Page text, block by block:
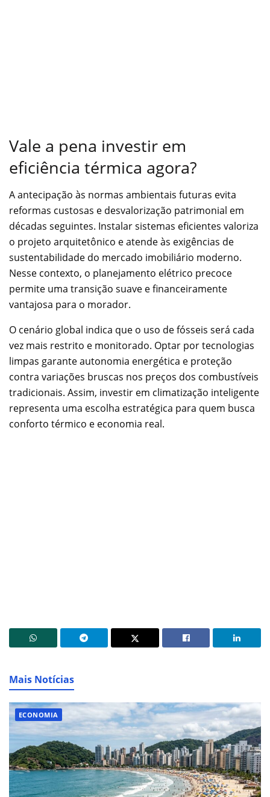
Vale a pena investir em
eficiência térmica agora?
A antecipação às normas ambientais futuras evita
reformas custosas e desvalorização patrimonial em
décadas seguintes. Instalar sistemas eficientes valoriza
o projeto arquitetônico e atende às exigências de
sustentabilidade do mercado imobiliário moderno.
Nesse contexto, o planejamento elétrico precoce
permite uma transição suave e financeiramente
vantajosa para o morador.
O cenário global indica que o uso de fósseis será cada
vez mais restrito e monitorado. Optar por tecnologias
limpas garante autonomia energética e proteção
contra variações bruscas nos preços dos combustíveis
tradicionais. Assim, investir em climatização inteligente
representa uma escolha estratégica para quem busca
conforto térmico e economia real.
Mais Notícias
ECONOMIA